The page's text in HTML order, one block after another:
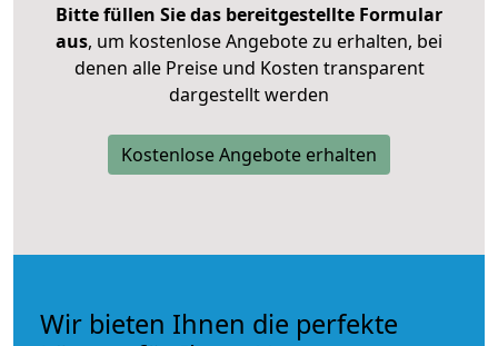
Bitte füllen Sie das bereitgestellte Formular
aus, um kostenlose Angebote zu erhalten, bei
denen alle Preise und Kosten transparent
dargestellt werden
Kostenlose Angebote erhalten
Wir bieten Ihnen die perfekte